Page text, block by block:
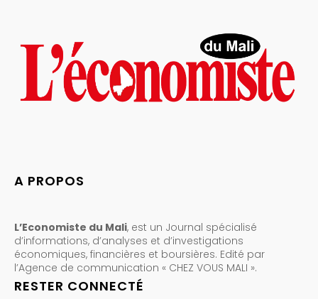
A PROPOS
L’Economiste du Mali, est un Journal spécialisé
d’informations, d’analyses et d’investigations
économiques, financières et boursières. Edité par
l’Agence de communication « CHEZ VOUS MALI ».
RESTER CONNECTÉ